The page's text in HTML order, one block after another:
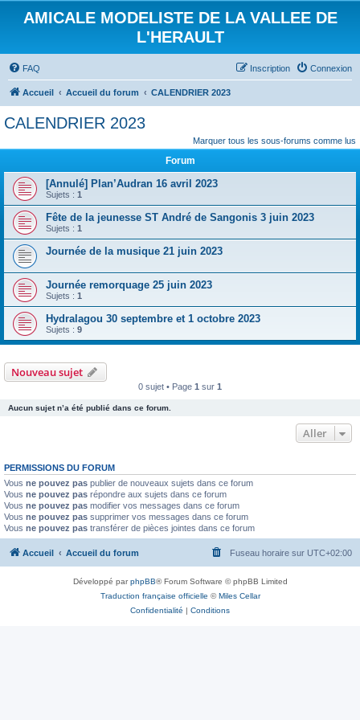
AMICALE MODELISTE DE LA VALLEE DE
L'HERAULT
FAQ Connexion
Inscription
Accueil Accueil du forum CALENDRIER 2023
CALENDRIER 2023
Marquer tous les sous-forums comme lus
Forum
[Annulé] Plan’Audran 16 avril 2023
Sujets : 1
Fête de la jeunesse ST André de Sangonis 3 juin 2023
Sujets : 1
Journée de la musique 21 juin 2023
Journée remorquage 25 juin 2023
Sujets : 1
Hydralagou 30 septembre et 1 octobre 2023
Sujets : 9
Nouveau sujet
0 sujet • Page 1 sur 1
Aucun sujet n’a été publié dans ce forum.
Aller
PERMISSIONS DU FORUM
Vous ne pouvez pas publier de nouveaux sujets dans ce forum
Vous ne pouvez pas répondre aux sujets dans ce forum
Vous ne pouvez pas modifier vos messages dans ce forum
Vous ne pouvez pas supprimer vos messages dans ce forum
Vous ne pouvez pas transférer de pièces jointes dans ce forum
Accueil Accueil du forum Fuseau horaire sur UTC+02:00
Développé parphpBB® Forum Software © phpBB Limited
Traduction française officielle ©Miles Cellar
Confidentialité | Conditions